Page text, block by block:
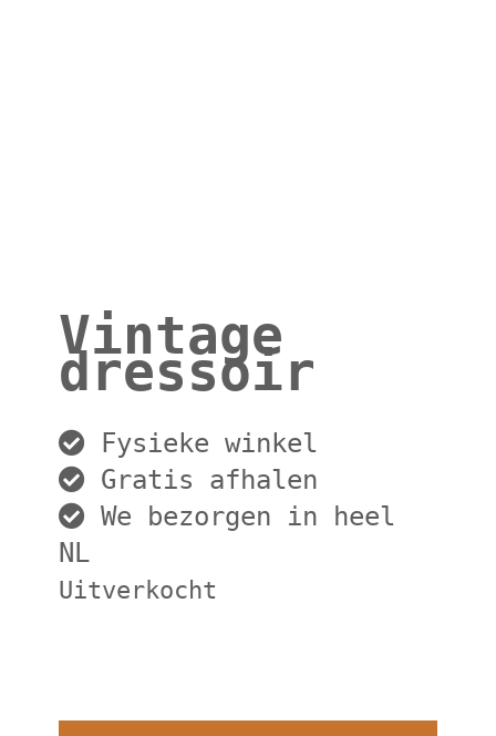
Vintage
dressoir
Fysieke winkel
Gratis afhalen
We bezorgen in heel
NL
Uitverkocht